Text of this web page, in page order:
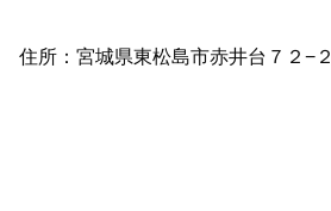
住所：宮城県東松島市赤井台７２−２